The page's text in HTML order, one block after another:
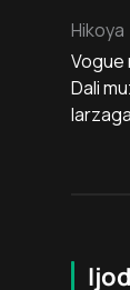
Hikoya
Vogue
Dali